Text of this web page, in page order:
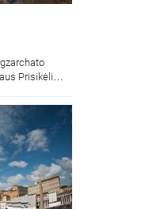
Prisikėlimo
apie